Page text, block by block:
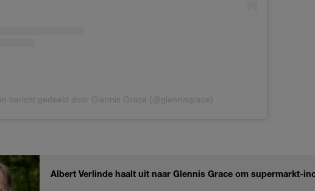
bericht gedeeld door Glennis Grace (@glennisgrace)
Albert Verlinde haalt uit naar Glennis Grace om supermarkt-